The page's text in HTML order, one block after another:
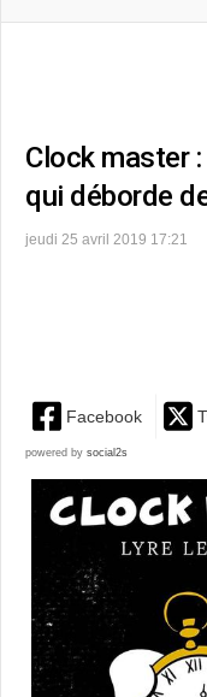
Clock master
qui déborde
jeudi 25 avril 2019 17:21
Facebook
powered by social2s